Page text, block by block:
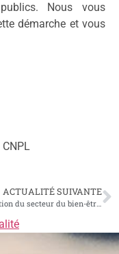
Nous vous
démarche et vous
ACTUALITÉ SUIVANTE
Mobilisation du secteur du bien-être – 50 ans de la CNPL